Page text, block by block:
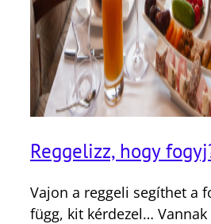
Reggelizz, hogy
Vajon a reggeli segíthet a
függ, kit kérdezel… Vannak